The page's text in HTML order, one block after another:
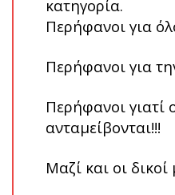
κατηγορία.
Περήφανοι για
Περήφανοι για
Περήφανοι γιατί
ανταμείβονται!!!
Μαζί και οι δικοί